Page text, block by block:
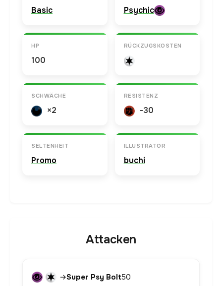
Basic Psychic
HP
100
RÜCKZUGSKOSTEN
SCHWÄCHE
×2
RESISTENZ
-30
SELTENHEIT
Promo
ILLUSTRATOR
buchi
Attacken
→Super Psy Bolt50